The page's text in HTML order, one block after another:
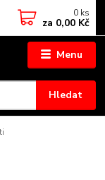
Menu
Hledat
0 ks
za 0,00 Kč